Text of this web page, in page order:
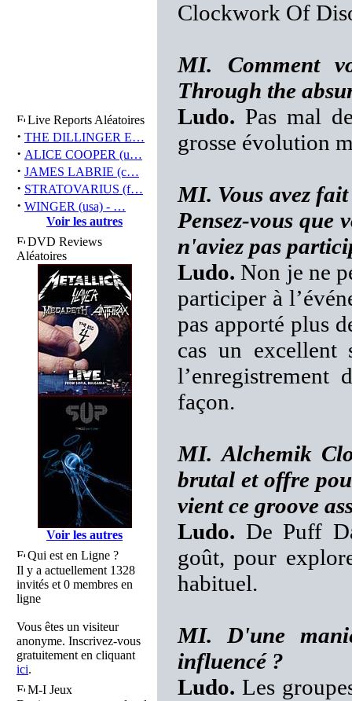
Live Reports Aléatoires
· THE DILLINGER E…
· ALICE COOPER (u…
· JAMES LABRIE (c…
· STRATOVARIUS (f…
· WINGER (usa) - …
Voir les autres
DVD Reviews
Aléatoires
Voir les autres
Qui est en Ligne ?
Il y a actuellement 1328
invités et 0 membres en
ligne
Vous êtes un visiteur
anonyme. Inscrivez-vous
gratuitement en cliquant
ici.
M-I Jeux
Clockwork Of
MI. Comment
Through the
Ludo. Pas mal
grosse évolution
MI. Vous avez
Pensez-vous que
n'aviez pas
Ludo. Non je ne
participer à
pas apporté plus
cas un excellent
façon.
MI. Alchemik
brutal et offre
vient ce groove
Ludo. De Puff
goût, pour
habituel.
MI. D'une
influencé ?
Ludo. Les